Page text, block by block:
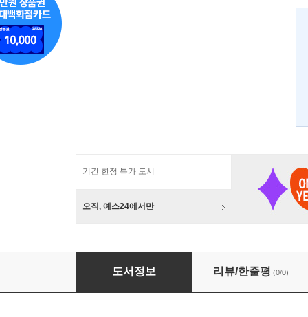
기간 한정 특가 도서
오직, 예스24에서만
3ds max JOYCG Modeling Skill
도서정보 리뷰/한줄평 (0/0)